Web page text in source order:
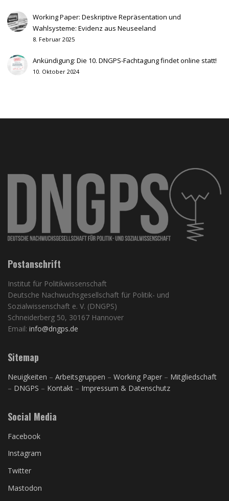
Working Paper: Deskriptive Repräsentation und
Wahlsysteme: Evidenz aus Neuseeland
8. Februar 2025
Ankündigung: Die 10. DNGPS-Fachtagung findet online statt!
10. Oktober 2024
Postanschrift
Institut für Politikwissenschaft
Deutsche Nachwuchsgesellschaft für Politik- und
Sozialwissenschaft e. V. (DNGPS)
Schneiderberg 50, 30167 Hannover
Email: info@dngps.de
Sitemap
Neuigkeiten – Arbeitsgruppen – Working Paper – Mitgliedschaft
– DNGPS – Kontakt – Impressum & Datenschutz
Social Media
Facebook
Instagram
Twitter
Mastodon